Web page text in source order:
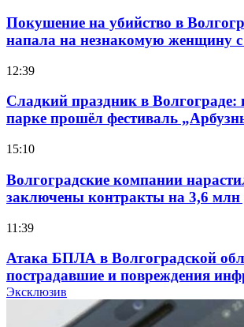
Покушение на убийство в
напала на незнакомую женщину
12:39
Сладкий праздник в Волгограде:
парке прошёл фестиваль
15:10
Волгоградские компании
заключены контракты на 3,6 млн
11:39
Атака БПЛА в Волгоградской
пострадавшие и повреждения
Эксклюзив